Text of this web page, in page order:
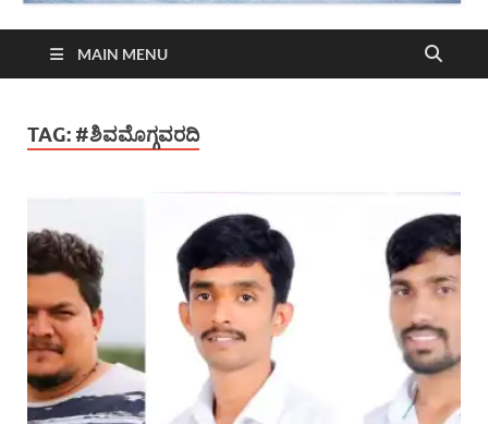
MAIN MENU
TAG: #ಶಿವಮೊಗ್ಗವರದಿ